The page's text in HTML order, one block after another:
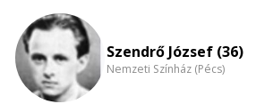
Szendrő József (36)
Nemzeti Színház (Pécs)